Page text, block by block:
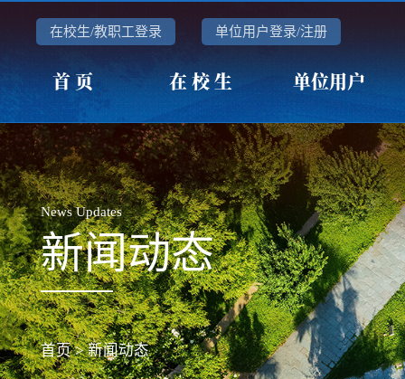
在校生/教职工登录 单位用户登录/注册
首 页 在 校 生 单位用户
News Updates
新闻动态
首页>新闻动态